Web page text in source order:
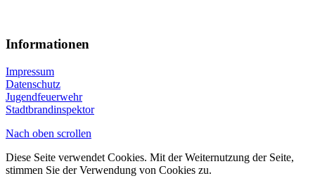
Informationen
Impressum
Datenschutz
Jugendfeuerwehr
Stadtbrandinspektor
Nach oben scrollen
Diese Seite verwendet Cookies. Mit der Weiternutzung der Seite,
stimmen Sie der Verwendung von Cookies zu.